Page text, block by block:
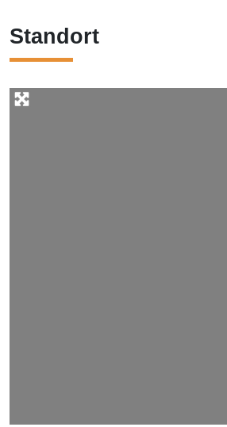
Standort